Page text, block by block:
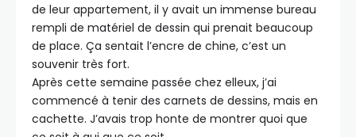
de leur appartement, il y avait un immense bureau
rempli de matériel de dessin qui prenait beaucoup
de place. Ça sentait l’encre de chine, c’est un
souvenir très fort.
Après cette semaine passée chez elleux, j’ai
commencé à tenir des carnets de dessins, mais en
cachette. J’avais trop honte de montrer quoi que